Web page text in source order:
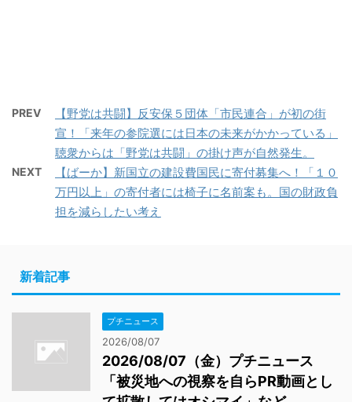
PREV
【野党は共闘】反安保５団体「市民連合」が初の街
宣！「来年の参院選には日本の未来がかかっている」
聴衆からは「野党は共闘」の掛け声が自然発生。
NEXT
【ばーか】新国立の建設費国民に寄付募集へ！「１０
万円以上」の寄付者には椅子に名前案も。国の財政負
担を減らしたい考え
新着記事
プチニュース
2026/08/07
2026/08/07（金）プチニュース
「被災地への視察を自らPR動画とし